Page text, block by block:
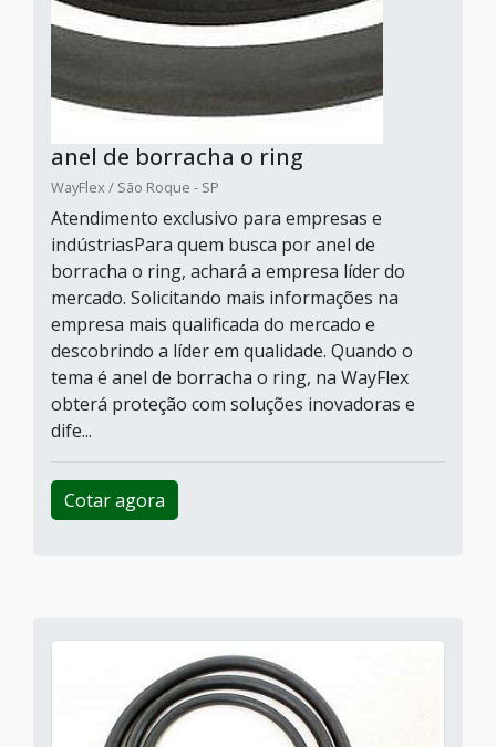
anel de borracha o ring
WayFlex / São Roque - SP
Atendimento exclusivo para empresas e
indústriasPara quem busca por anel de
borracha o ring, achará a empresa líder do
mercado. Solicitando mais informações na
empresa mais qualificada do mercado e
descobrindo a líder em qualidade. Quando o
tema é anel de borracha o ring, na WayFlex
obterá proteção com soluções inovadoras e
dife...
Cotar agora